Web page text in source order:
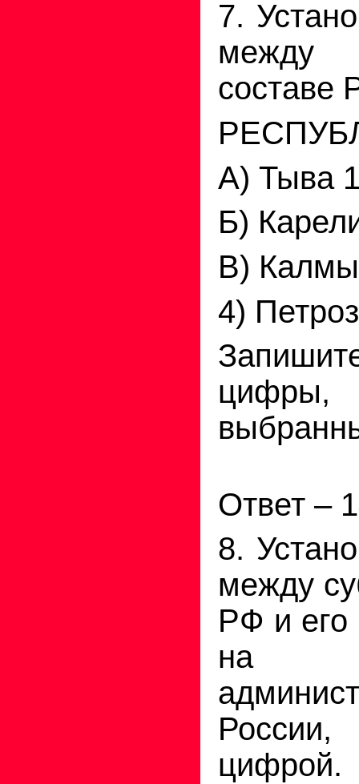
7.
между
составе
А) Тыва
Б)
В)
4)
цифры,
Ответ –
8.
между
РФ и его
на
цифрой.